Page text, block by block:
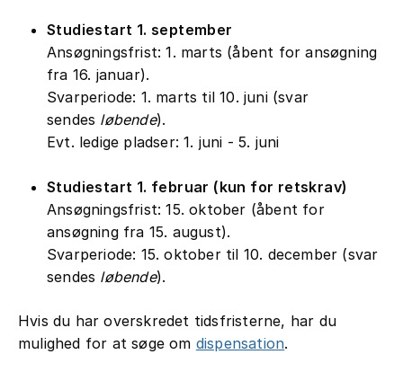
Studiestart 1. september
Ansøgningsfrist: 1. marts (åbent for ansøgning
fra 16. januar).
Svarperiode: 1. marts til 10. juni (svar
sendes løbende).
Evt. ledige pladser: 1. juni - 5. juni
Studiestart 1. februar (kun for retskrav)
Ansøgningsfrist: 15. oktober (åbent for
ansøgning fra 15. august).
Svarperiode: 15. oktober til 10. december (svar
sendes løbende).
Hvis du har overskredet tidsfristerne, har du
mulighed for at søge om dispensation.